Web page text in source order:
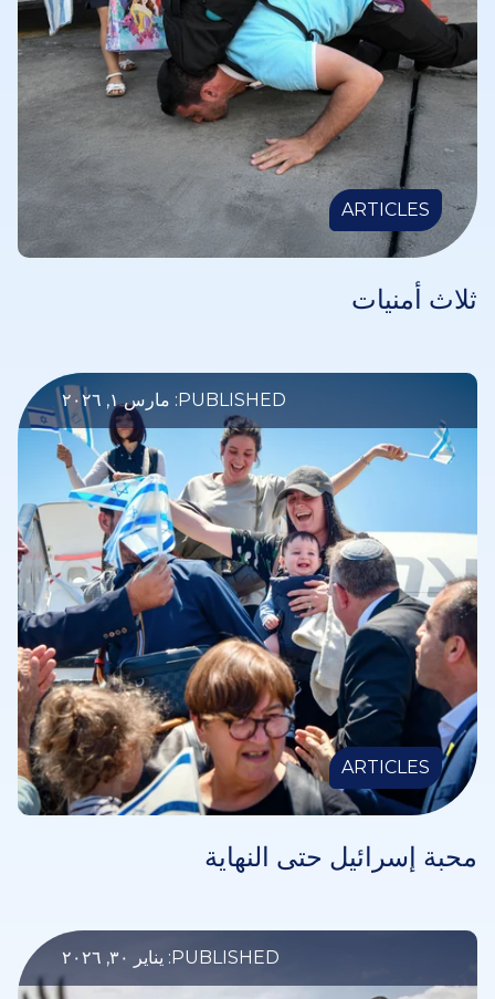
ARTICLES
ثلاث أمنيات
PUBLISHED: مارس ١, ٢٠٢٦
ARTICLES
محبة إسرائيل حتى النهاية
PUBLISHED: يناير ٣٠, ٢٠٢٦